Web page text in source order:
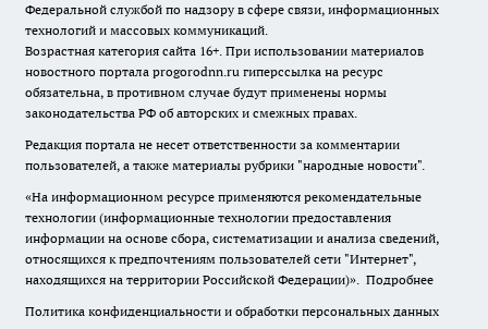
Федеральной службой по надзору в сфере связи, информационных
технологий и массовых коммуникаций.
Возрастная категория сайта 16+. При использовании материалов
новостного портала progorodnn.ru гиперссылка на ресурс
обязательна, в противном случае будут применены нормы
законодательства РФ об авторских и смежных правах.
Редакция портала не несет ответственности за комментарии
пользователей, а также материалы рубрики "народные новости".
«На информационном ресурсе применяются рекомендательные
технологии (информационные технологии предоставления
информации на основе сбора, систематизации и анализа сведений,
относящихся к предпочтениям пользователей сети "Интернет",
находящихся на территории Российской Федерации)». Подробнее
Политика конфиденциальности и обработки персональных данных